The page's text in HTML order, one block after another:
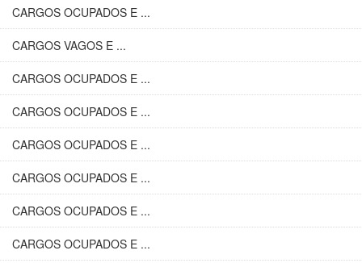
CARGOS OCUPADOS E ...
CARGOS VAGOS E ...
CARGOS OCUPADOS E ...
CARGOS OCUPADOS E ...
CARGOS OCUPADOS E ...
CARGOS OCUPADOS E ...
CARGOS OCUPADOS E ...
CARGOS OCUPADOS E ...